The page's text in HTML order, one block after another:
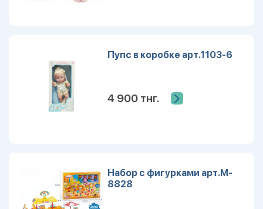
Пупс в коробке арт.1103-6
4 900 тнг.
Набор с фигурками арт.M-
8828